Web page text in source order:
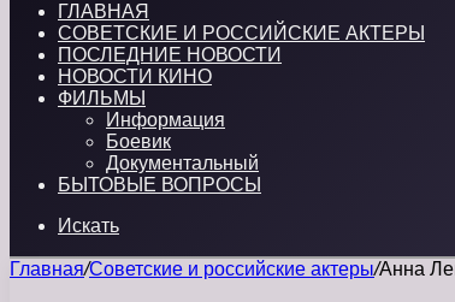
ГЛАВНАЯ
СОВЕТСКИЕ И РОССИЙСКИЕ АКТЕРЫ
ПОСЛЕДНИЕ НОВОСТИ
НОВОСТИ КИНО
ФИЛЬМЫ
Информация
Боевик
Документальный
БЫТОВЫЕ ВОПРОСЫ
Искать
Главная/Советские и российские актеры/Анна